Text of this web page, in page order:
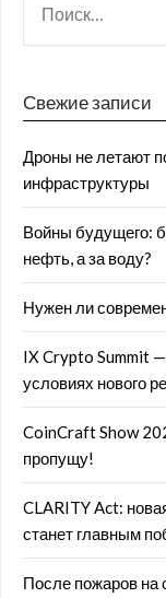
Свежие записи
Дроны не летают
инфраструктуры
Войны будущего:
нефть, а за воду?
Нужен ли
IX Crypto Summit
условиях нового
CoinCraft Show
пропущу!
CLARITY Act:
станет главным
После пожаров на